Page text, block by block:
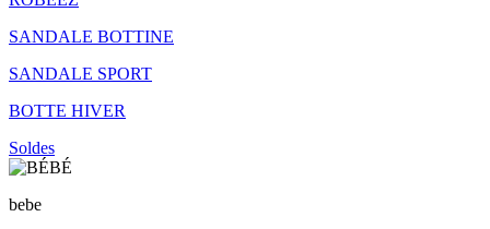
SANDALE BOTTINE
SANDALE SPORT
BOTTE HIVER
Soldes
bebe